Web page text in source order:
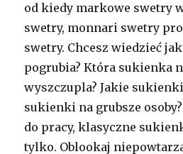
od kiedy markowe swetry
swetry, monnari swetry
swetry. Chcesz wiedzieć
pogrubia? Która sukienka
wyszczupla? Jakie sukienki
sukienki na grubsze
do pracy, klasyczne
tylko. Oblookaj